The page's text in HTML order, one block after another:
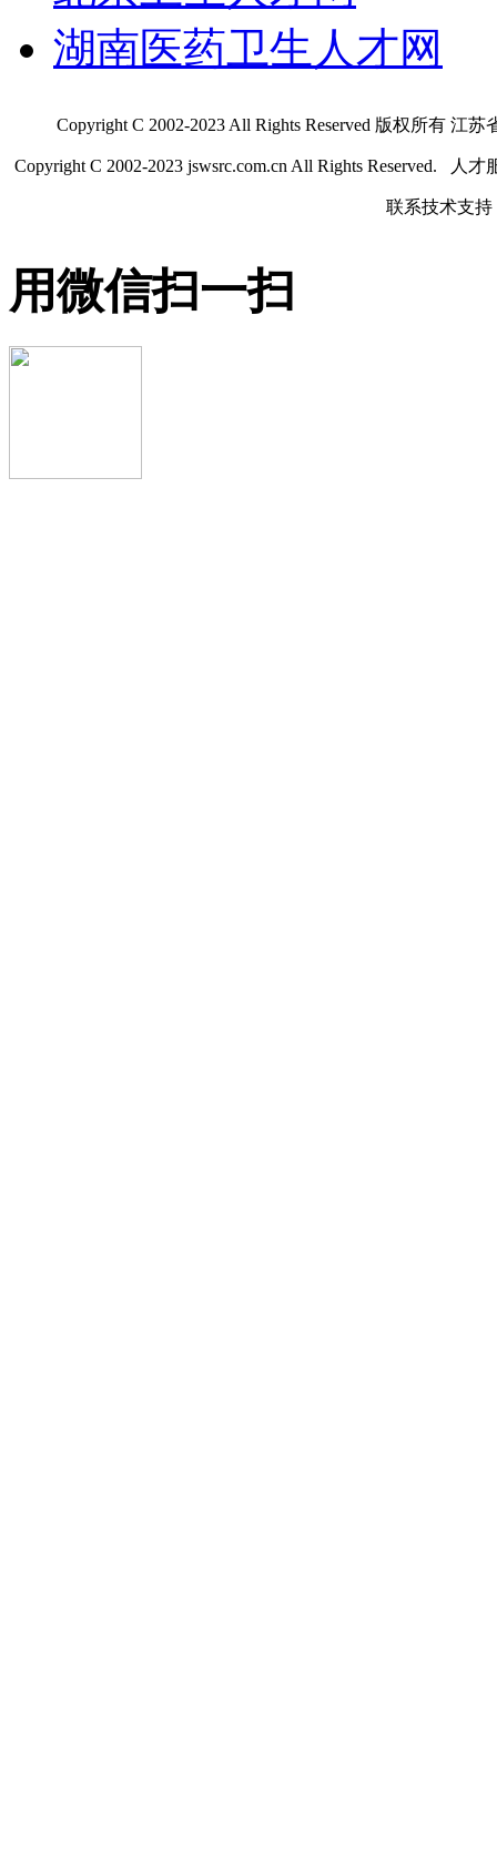
湖南医药卫生人才网
Copyright C 2002-2023 All Rights Reserved 版权所有
Copyright C 2002-2023 jswsrc.com.cn All Rights Reserved. 人
联系技术支持
用微信扫一扫